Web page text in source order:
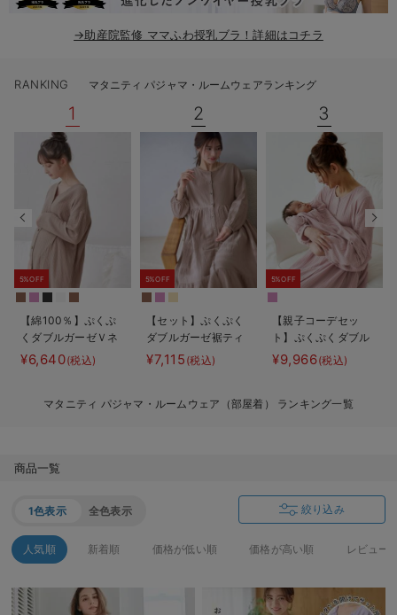
ファルスカ
入院準備の持ち物チェック
→助産院監修 ママふわ授乳ブラ！詳細はコチラ
RANKING マタニティ パジャマ・ルームウェアランキング
1
5%OFF
【綿100％】ぷくぷ
くダブルガーゼＶネ
ックワンピ＆産前産
後使えるレギンスパ
ィ・授乳パジャマ
¥6,640(税込)
2
5%OFF
【セット】ぷくぷく
ダブルガーゼ裾ティ
アード3WAYワンピ
ース＆産後も使える
マタニティ・授乳パ
¥7,115 (税込)
3
5%OFF
【親子コーデセッ
ト】ぷくぷくダブル
ガーゼ裾ティアード
3WAYワンピース＆
ンスパジャマ&2way
¥9,966(税込)
マタニティ パジャマ・ルームウェア（部屋着） ランキング一覧
商品一覧
1色表示 全色表示 絞り込み
人気順 新着順 価格が低い順 価格が高い順 レビュー